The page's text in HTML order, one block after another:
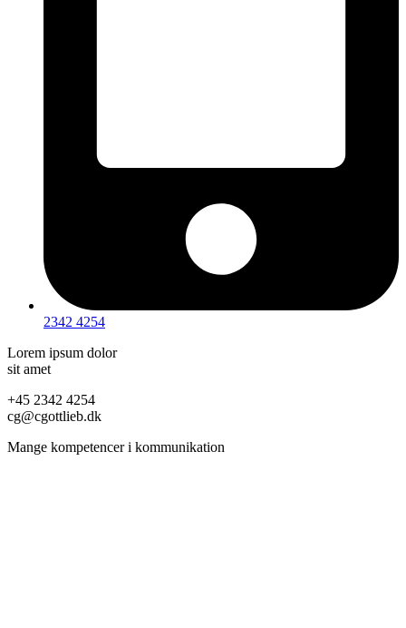
2342 4254
Lorem ipsum dolor
sit amet
+45 2342 4254
cg@cgottlieb.dk
Mange kompetencer i kommunikation